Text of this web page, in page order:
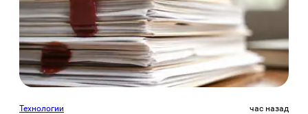
Технологии час назад